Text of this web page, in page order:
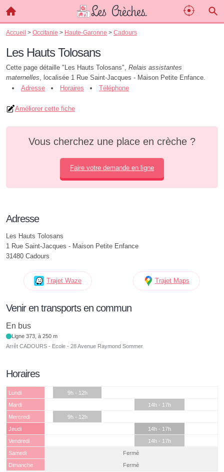
Accueil > Occitanie > Haute-Garonne > Cadours
Les Hauts Tolosans
Cette page détaille "Les Hauts Tolosans", Relais assistantes
maternelles, localisée 1 Rue Saint-Jacques - Maison Petite Enfance.
Adresse
Horaires Téléphone
Améliorer cette fiche
Vous cherchez une place en crèche ?
Faire votre demande en ligne
Adresse
Les Hauts Tolosans
1 Rue Saint-Jacques - Maison Petite Enfance
31480 Cadours
Trajet Waze Trajet Maps
Venir en transports en commun
En bus
Ligne 373, à 250 m
Arrêt CADOURS - Ecole - 28 Avenue Raymond Sommer
Horaires
Lundi
9h - 12h
Mardi
14h - 17h
Mercredi
9h - 12h
Jeudi
14h - 17h
Vendredi
14h - 17h
Samedi
Fermé
Dimanche
Fermé